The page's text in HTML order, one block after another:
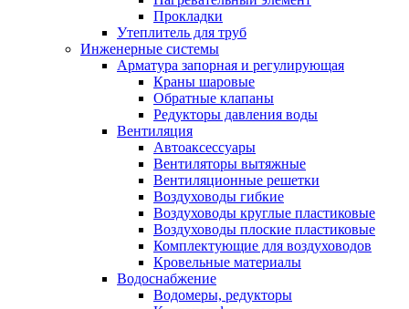
Прокладки
Утеплитель для труб
Инженерные системы
Арматура запорная и регулирующая
Краны шаровые
Обратные клапаны
Редукторы давления воды
Вентиляция
Автоаксессуары
Вентиляторы вытяжные
Вентиляционные решетки
Воздуховоды гибкие
Воздуховоды круглые пластиковые
Воздуховоды плоские пластиковые
Комплектующие для воздуховодов
Кровельные материалы
Водоснабжение
Водомеры, редукторы